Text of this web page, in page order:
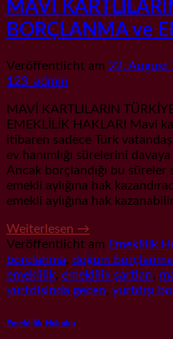
MAVİ
BORÇLANMA ve
Veröffentlicht am 22. August
123_admin
MAVİ KARTLILARIN
EMEKLİLİK HAKLARI Mavi
itibaren sadece Türk
ev hanımlığı sürelerini
Ancak borçlandığı bu
emekli aylığına hak
emekli aylığına hak
Weiterlesen →
Veröffentlicht am Emeklilik
borclanma, doğum
emeklilik, emeklilik şartları,
yurtdisinda gecen, yurtdışı
Emeklilik Hukuku